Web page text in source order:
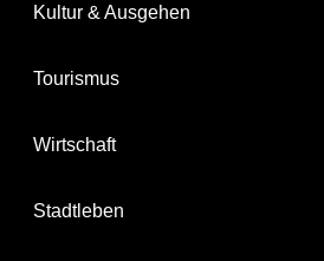
Kultur & Ausgehen
Tourismus
Wirtschaft
Stadtleben